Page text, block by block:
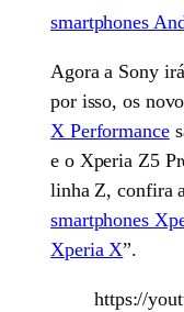
smartphones
Agora a Sony
por isso, os
X Performance
e o Xperia Z5
linha Z, confira
smartphones
Xperia X”.
https://